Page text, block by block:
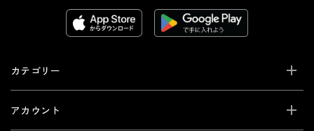
カテゴリー
アカウント